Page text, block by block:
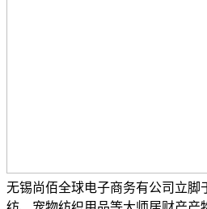
无锡尚佰全球电子商务有公司立脚